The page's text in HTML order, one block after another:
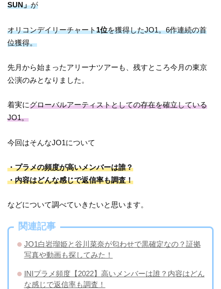
SUN」が
オリコンデイリーチャート1位を獲得したJO1。6作連続の首
位獲得。
先月から始まったアリーナツアーも、残すところ今月の東京
公演のみとなりました。
着実にグローバルアーティストとしての存在を確立している
JO1。
今回はそんなJO1について
・プラメの頻度が高いメンバーは誰？
・内容はどんな感じで返信率も調査！
などについて調べていきたいと思います。
関連記事
JO1白岩瑠姫と谷川菜奈が匂わせで黒確定なの？証拠
写真や動画も探してみた！
INIプラメ頻度【2022】高いメンバーは誰？内容はどん
な感じで返信率も調査！